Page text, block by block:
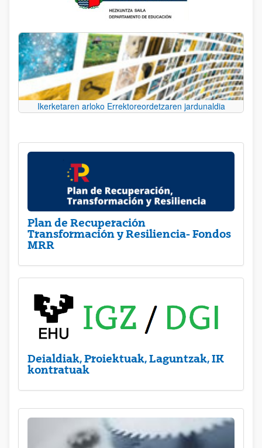
Ikerketaren arloko Errektoreordetzaren jardunaldia
Plan de Recuperación
Transformación y Resiliencia- Fondos
MRR
Deialdiak, Proiektuak, Laguntzak, IK
kontratuak